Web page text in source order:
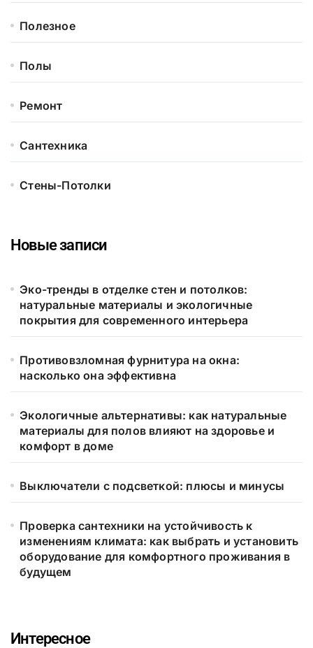
Полезное
Полы
Ремонт
Сантехника
Стены-Потолки
Новые записи
Эко-тренды в отделке стен и потолков:
натуральные материалы и экологичные
покрытия для современного интерьера
Противовзломная фурнитура на окна:
насколько она эффективна
Экологичные альтернативы: как натуральные
материалы для полов влияют на здоровье и
комфорт в доме
Выключатели с подсветкой: плюсы и минусы
Проверка сантехники на устойчивость к
изменениям климата: как выбрать и установить
оборудование для комфортного проживания в
будущем
Интересное